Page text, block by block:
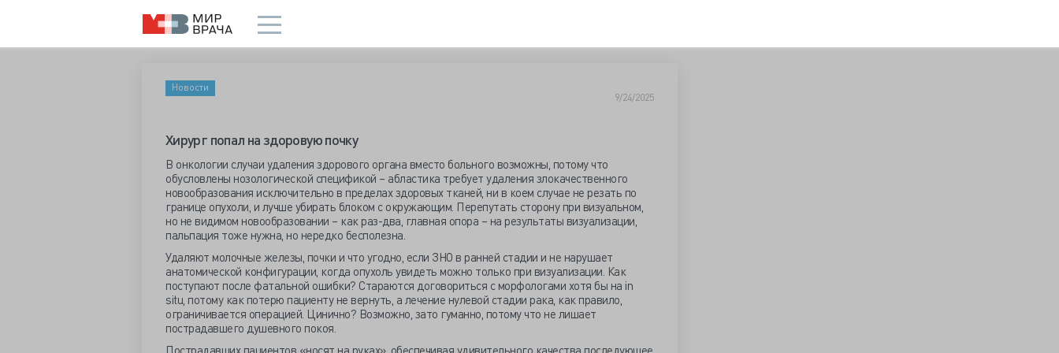
Новости
9/24/2025
Хирург попал на здоровую почку
В онкологии случаи удаления здорового органа вместо больного возможны, потому что
обусловлены нозологической спецификой – абластика требует удаления злокачественного
новообразования исключительно в пределах здоровых тканей, ни в коем случае не резать по
границе опухоли, и лучше убирать блоком с окружающим. Перепутать сторону при визуальном,
но не видимом новообразовании – как раз-два, главная опора – на результаты визуализации,
пальпация тоже нужна, но нередко бесполезна.
Удаляют молочные железы, почки и что угодно, если ЗНО в ранней стадии и не нарушает
анатомической конфигурации, когда опухоль увидеть можно только при визуализации. Как
поступают после фатальной ошибки? Стараются договориться с морфологами хотя бы на in
situ, потому как потерю пациенту не вернуть, а лечение нулевой стадии рака, как правило,
ограничивается операцией. Цинично? Возможно, зато гуманно, потому что не лишает
пострадавшего душевного покоя.
Пострадавших пациентов «носят на руках», обеспечивая удивительного качества последующее